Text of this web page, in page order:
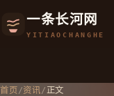
一条长河网
YITIAOCHANGHE
首页/资讯/正文